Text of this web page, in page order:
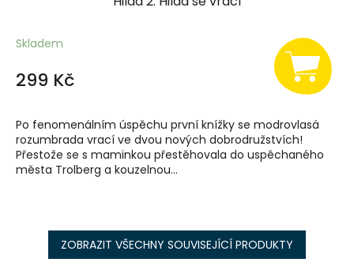
Skladem
299 Kč
Po fenomenálním úspěchu první knížky se modrovlasá
rozumbrada vrací ve dvou nových dobrodružstvích!
Přestože se s maminkou přestěhovala do uspěchaného
města Trolberg a kouzelnou...
ZOBRAZIT VŠECHNY SOUVISEJÍCÍ PRODUKTY